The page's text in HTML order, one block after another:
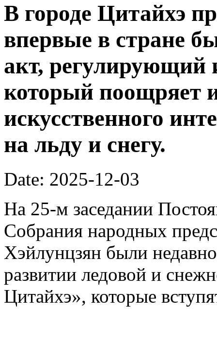
В городе Цитайхэ
впервые в стране
акт, регулирующий
который поощряет
искусственного
на льду и снегу.
Date: 2025-12-03
На 25-м заседании
Собрания народных
Хэйлунцзян были
развитии ледовой и
Цитайхэ», которые